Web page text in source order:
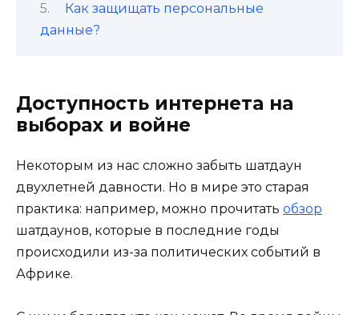
Как защищать персональные
данные?
Доступность интернета на
выборах и войне
Некоторым из нас сложно забыть шатдаун
двухлетней давности. Но в мире это старая
практика: например, можно прочитать обзор
шатдаунов, которые в последние годы
происходили из-за политических событий в
Африке.